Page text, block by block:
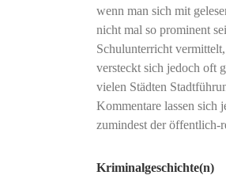
wenn man sich mit
nicht mal so prominent
Schulunterricht
versteckt sich jedoch oft
vielen Städten
Kommentare lassen sich
zumindest der öffentlich-
Kriminalgeschichte(n)